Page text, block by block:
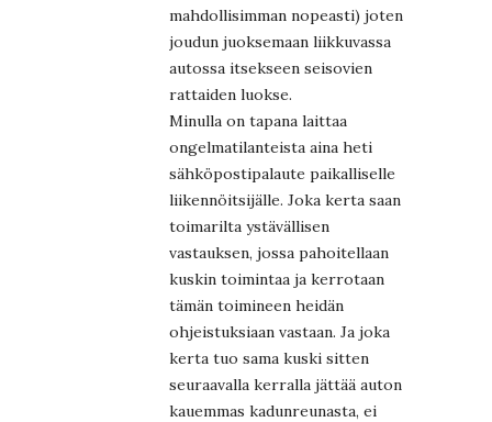
mahdollisimman nopeasti) joten
joudun juoksemaan liikkuvassa
autossa itsekseen seisovien
rattaiden luokse.
Minulla on tapana laittaa
ongelmatilanteista aina heti
sähköpostipalaute paikalliselle
liikennöitsijälle. Joka kerta saan
toimarilta ystävällisen
vastauksen, jossa pahoitellaan
kuskin toimintaa ja kerrotaan
tämän toimineen heidän
ohjeistuksiaan vastaan. Ja joka
kerta tuo sama kuski sitten
seuraavalla kerralla jättää auton
kauemmas kadunreunasta, ei